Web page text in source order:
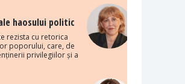
haosului politic
rezista cu retorica
poporului, care, de
privilegiilor și a